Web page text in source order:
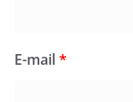
E-mail*